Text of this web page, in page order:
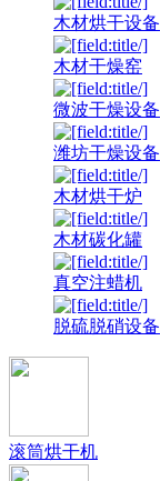
木材烘干设备
木材干燥窑
微波干燥设备
潍坊干燥设备
木材烘干炉
木材碳化罐
真空注蜡机
脱硫脱硝设备
滚筒烘干机